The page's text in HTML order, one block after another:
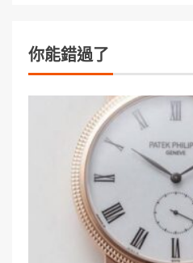
你能錯過了